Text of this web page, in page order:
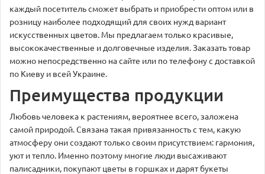
каждый посетитель сможет выбрать и приобрести оптом или в
розницу наиболее подходящий для своих нужд вариант
искусственных цветов. Мы предлагаем только красивые,
высококачественные и долговечные изделия. Заказать товар
можно непосредственно на сайте или по телефону с доставкой
по Киеву и всей Украине.
Преимущества продукции
Любовь человека к растениям, вероятнее всего, заложена
самой природой. Связана такая привязанность с тем, какую
атмосферу они создают только своим присутствием: гармония,
уют и тепло. Именно поэтому многие люди высаживают
палисадники, покупают цветы в горшках и дарят букеты